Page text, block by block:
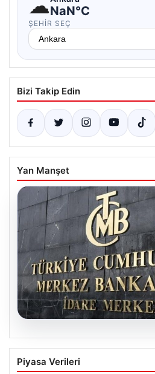
☁NaN°C
ŞEHIR SEÇ
Bizi Takip Edin
Yan Manşet
07.08.2026
Merkez Bankası faiz
Ekonomistlerin nisan
Piyasa Verileri